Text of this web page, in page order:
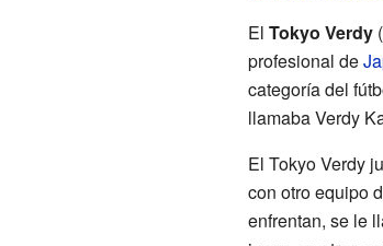
El Tokyo Verdy(
profesional de
categoría del
llamaba Verdy
El Tokyo Verdy
con otro equipo
enfrentan, se le